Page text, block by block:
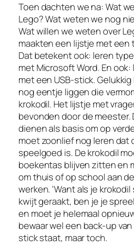
Toen dachten we na: Wat
Lego? Wat weten we nog
Wat willen we weten over
maakten een lijstje met een
Dat betekent ook: leren
met Microsoft Word. En
met een USB-stick.
nog eentje liggen die
krokodil. Het lijstje met
bevonden door de meester.
dienen als basis om op
moet zoonlief nog leren dat
speelgoed is. De krokodil
boekentas blijven zitten en
om thuis of op school aan
werken. ‘Want als je
kwijt geraakt, ben je je
en moet je helemaal
bewaar wel een back-up
stick staat, maar toch.